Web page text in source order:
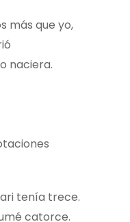
más que yo,
naciera.
tenía trece.
catorce.